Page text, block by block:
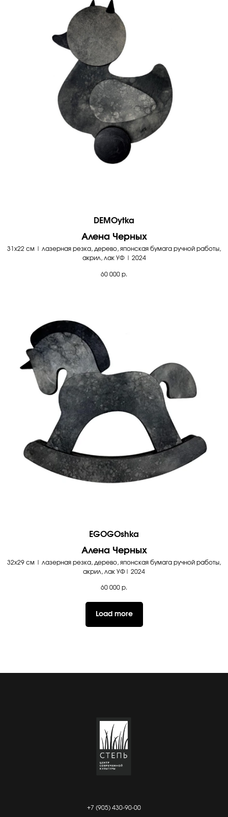
DEMOytka
Алена Черных
31х22 см | лазерная резка, дерево, японская бумага ручной работы,
акрил, лак УФ | 2024
60 000 р.
EGOGOshka
Алена Черных
32х29 см | лазерная резка, дерево, японская бумага ручной работы,
акрил, лак УФ| 2024
60 000 р.
Load more
+7 (905) 430-90-00